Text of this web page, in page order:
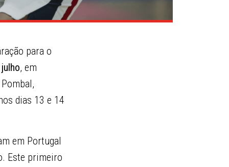
para o
, em
dias 13 e 14
em Portugal
Este primeiro